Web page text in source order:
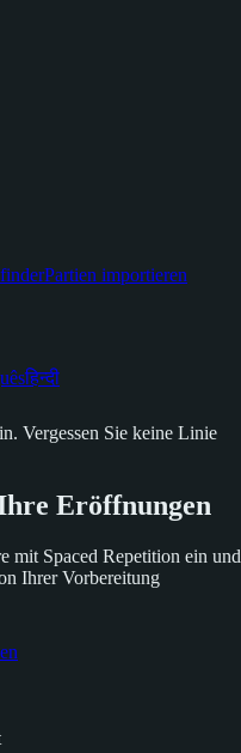
Partien importieren
हिन्दी
Vergessen Sie keine Linie
Eröffnungen
mit Spaced Repetition ein und
Ihrer Vorbereitung